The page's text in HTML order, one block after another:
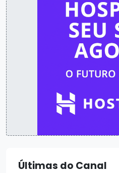
Últimas do Canal